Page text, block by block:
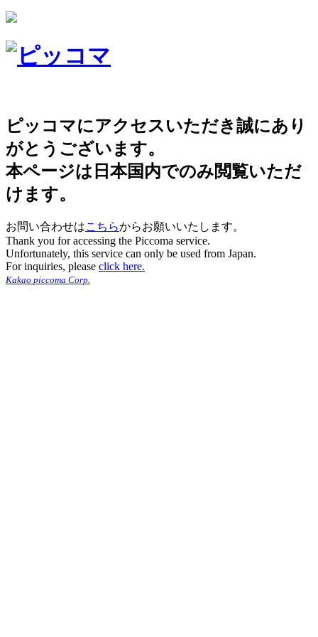
ピッコマにアクセスいただき誠にあり
がとうございます。
本ページは日本国内でのみ閲覧いただ
けます。
お問い合わせはこちらからお願いいたします。
Thank you for accessing the Piccoma service.
Unfortunately, this service can only be used from Japan.
For inquiries, please click here.
Kakao piccoma Corp.